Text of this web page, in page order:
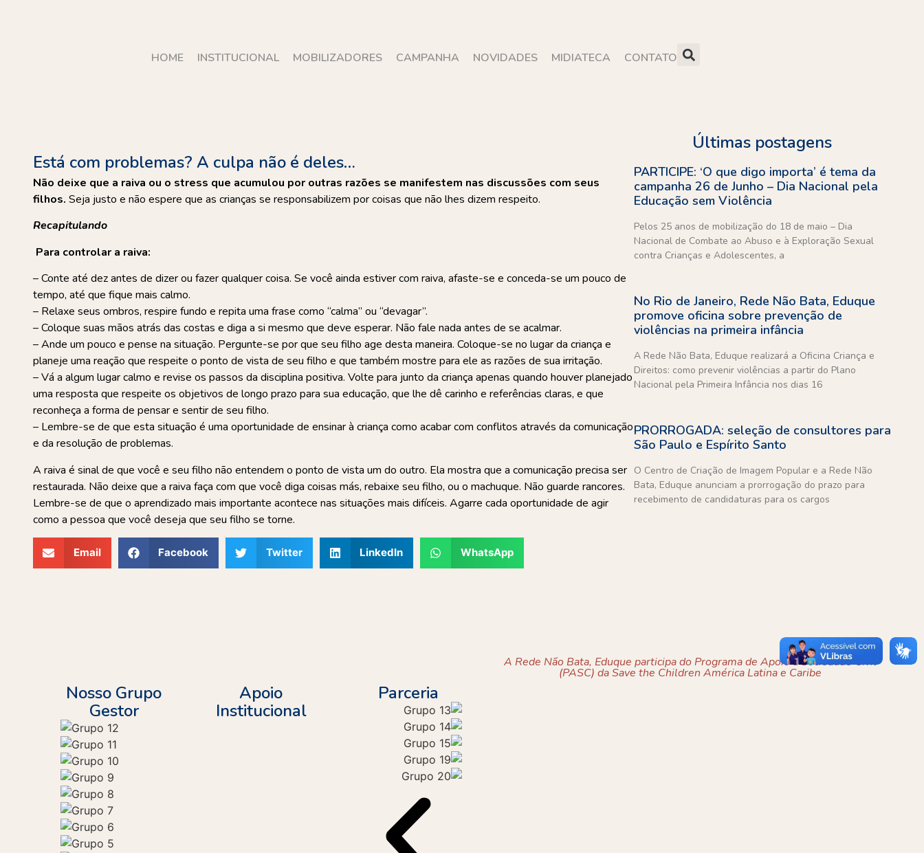
HOME INSTITUCIONAL MOBILIZADORES CAMPANHA NOVIDADES MIDIATECA CONTATO
Está com problemas? A culpa não é deles…
Não deixe que a raiva ou o stress que acumulou por outras razões se manifestem nas discussões com seus
filhos. Seja justo e não espere que as crianças se responsabilizem por coisas que não lhes dizem respeito.
Recapitulando
Para controlar a raiva:
– Conte até dez antes de dizer ou fazer qualquer coisa. Se você ainda estiver com raiva, afaste-se e conceda-se um pouco de
tempo, até que fique mais calmo.
– Relaxe seus ombros, respire fundo e repita uma frase como “calma” ou “devagar”.
– Coloque suas mãos atrás das costas e diga a si mesmo que deve esperar. Não fale nada antes de se acalmar.
– Ande um pouco e pense na situação. Pergunte-se por que seu filho age desta maneira. Coloque-se no lugar da criança e
planeje uma reação que respeite o ponto de vista de seu filho e que também mostre para ele as razões de sua irritação.
– Vá a algum lugar calmo e revise os passos da disciplina positiva. Volte para junto da criança apenas quando houver planejado
uma resposta que respeite os objetivos de longo prazo para sua educação, que lhe dê carinho e referências claras, e que
reconheça a forma de pensar e sentir de seu filho.
– Lembre-se de que esta situação é uma oportunidade de ensinar à criança como acabar com conflitos através da comunicação
e da resolução de problemas.
A raiva é sinal de que você e seu filho não entendem o ponto de vista um do outro. Ela mostra que a comunicação precisa ser
restaurada. Não deixe que a raiva faça com que você diga coisas más, rebaixe seu filho, ou o machuque. Não guarde rancores.
Lembre-se de que o aprendizado mais importante acontece nas situações mais difíceis. Agarre cada oportunidade de agir
como a pessoa que você deseja que seu filho se torne.
Email Facebook Twitter LinkedIn WhatsApp
Últimas postagens
PARTICIPE: ‘O que digo importa’ é tema da
campanha 26 de Junho – Dia Nacional pela
Educação sem Violência
Pelos 25 anos de mobilização do 18 de maio – Dia
Nacional de Combate ao Abuso e à Exploração Sexual
contra Crianças e Adolescentes, a
No Rio de Janeiro, Rede Não Bata, Eduque
promove oficina sobre prevenção de
violências na primeira infância
A Rede Não Bata, Eduque realizará a Oficina Criança e
Direitos: como prevenir violências a partir do Plano
Nacional pela Primeira Infância nos dias 16
PRORROGADA: seleção de consultores para
São Paulo e Espírito Santo
O Centro de Criação de Imagem Popular e a Rede Não
Bata, Eduque anunciam a prorrogação do prazo para
recebimento de candidaturas para os cargos
Nosso Grupo
Gestor
Apoio
Institucional
Parceria
A Rede Não Bata, Eduque participa do Programa de Apoio à Sociedade Civil
(PASC) da Save the Children América Latina e Caribe